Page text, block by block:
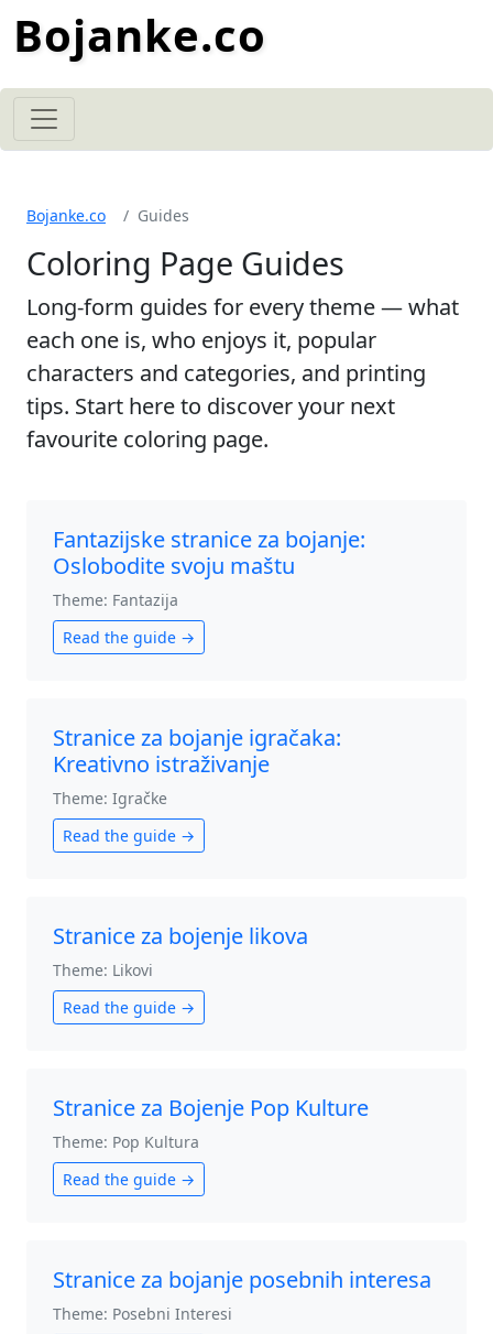
Bojanke.co
Bojanke.co Guides
Coloring Page Guides
Long-form guides for every theme — what
each one is, who enjoys it, popular
characters and categories, and printing
tips. Start here to discover your next
favourite coloring page.
Fantazijske stranice za bojanje:
Oslobodite svoju maštu
Theme: Fantazija
Read the guide →
Stranice za bojanje igračaka:
Kreativno istraživanje
Theme: Igračke
Read the guide →
Stranice za bojenje likova
Theme: Likovi
Read the guide →
Stranice za Bojenje Pop Kulture
Theme: Pop Kultura
Read the guide →
Stranice za bojanje posebnih interesa
Theme: Posebni Interesi